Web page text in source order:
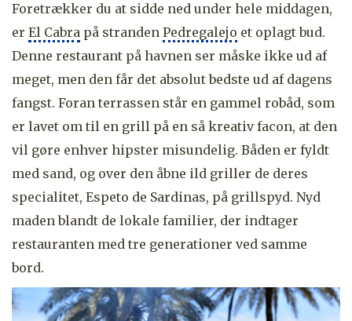
Foretrækker du at sidde ned under hele middagen,
er El Cabra på stranden Pedregalejo et oplagt bud.
Denne restaurant på havnen ser måske ikke ud af
meget, men den får det absolut bedste ud af dagens
fangst. Foran terrassen står en gammel robåd, som
er lavet om til en grill på en så kreativ facon, at den
vil gøre enhver hipster misundelig. Båden er fyldt
med sand, og over den åbne ild griller de deres
specialitet, Espeto de Sardinas, på grillspyd. Nyd
maden blandt de lokale familier, der indtager
restauranten med tre generationer ved samme
bord.